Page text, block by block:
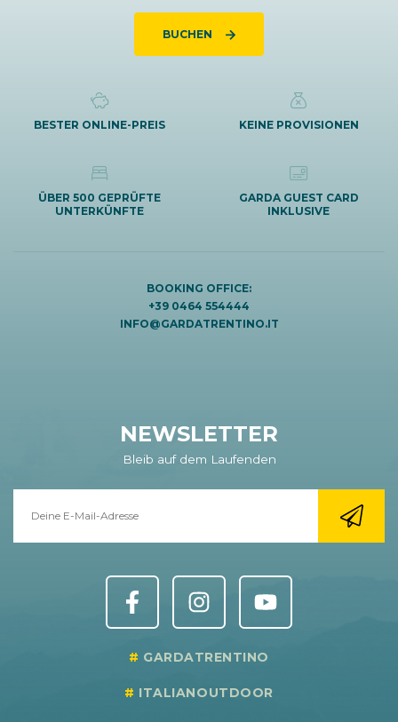
BUCHEN
BESTER ONLINE-PREIS KEINE PROVISIONEN
ÜBER 500 GEPRÜFTE
UNTERKÜNFTE
GARDA GUEST CARD
INKLUSIVE
BOOKING OFFICE:
+39 0464 554444
INFO@GARDATRENTINO.IT
NEWSLETTER
Bleib auf dem Laufenden
GARDATRENTINO
ITALIANOUTDOOR